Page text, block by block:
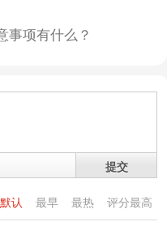
事项有什么？
提交
默认 最早 最热 评分最高